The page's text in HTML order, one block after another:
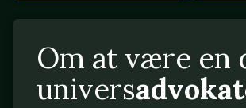
Om at være en
univers